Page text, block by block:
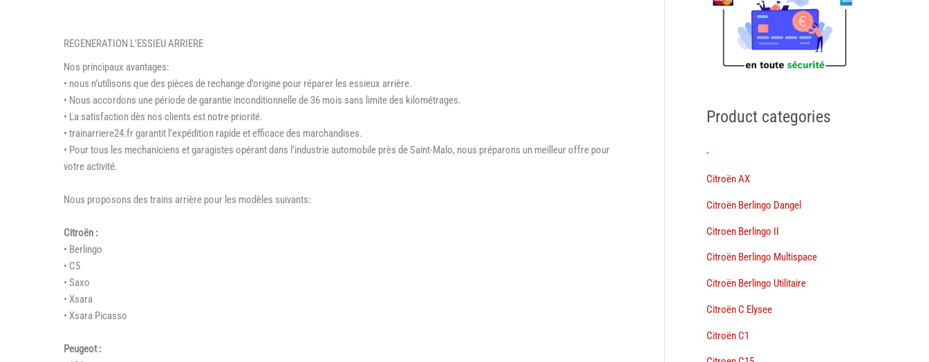
REGENERATION L’ESSIEU ARRIERE
Nos principaux avantages:
• nous n’utilisons que des pièces de rechange d’origine pour réparer les essieux arrière.
• Nous accordons une période de garantie inconditionnelle de 36 mois sans limite des kilométrages.
• La satisfaction dès nos clients est notre priorité.
• trainarriere24.fr garantit l’expédition rapide et efficace des marchandises.
• Pour tous les mechaniciens et garagistes opérant dans l’industrie automobile près de Saint-Malo, nous préparons un meilleur offre pour
votre activité.
Nous proposons des trains arrière pour les modèles suivants:
Citroën :
• Berlingo
• C5
• Saxo
• Xsara
• Xsara Picasso
Peugeot :
Product categories
-
Citroën AX
Citroën Berlingo Dangel
Citroen Berlingo II
Citroën Berlingo Multispace
Citroën Berlingo Utilitaire
Citroën C Elysee
Citroën C1